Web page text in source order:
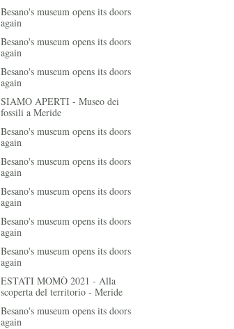
Besano's museum opens its doors
again
Besano's museum opens its doors
again
Besano's museum opens its doors
again
SIAMO APERTI - Museo dei
fossili a Meride
Besano's museum opens its doors
again
Besano's museum opens its doors
again
Besano's museum opens its doors
again
Besano's museum opens its doors
again
Besano's museum opens its doors
again
ESTATI MOMÒ 2021 - Alla
scoperta del territorio - Meride
Besano's museum opens its doors
again